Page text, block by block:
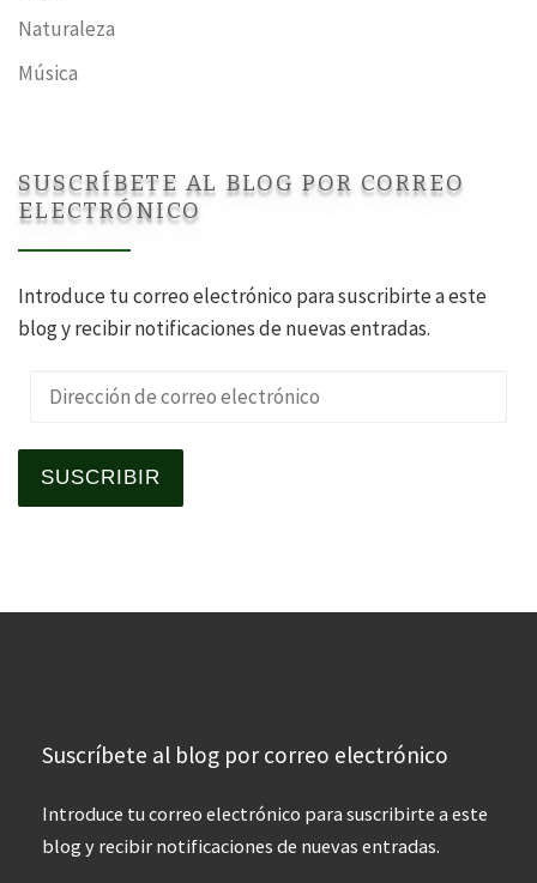
Naturaleza
Música
SUSCRÍBETE AL BLOG POR CORREO
ELECTRÓNICO
Introduce tu correo electrónico para suscribirte a este
blog y recibir notificaciones de nuevas entradas.
Dirección de correo electrónico
SUSCRIBIR
Suscríbete al blog por correo electrónico
Introduce tu correo electrónico para suscribirte a este
blog y recibir notificaciones de nuevas entradas.